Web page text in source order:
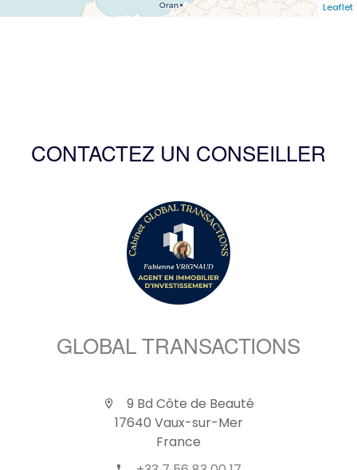
Leaflet
CONTACTEZ UN CONSEILLER
GLOBAL TRANSACTIONS
9 Bd Côte de Beauté
17640 Vaux-sur-Mer
France